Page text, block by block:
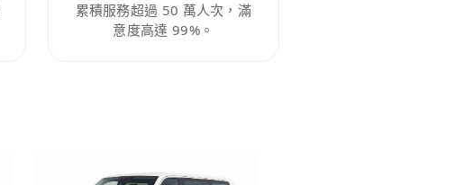
累積服務超過 50 萬人次，滿
意度高達 99%。